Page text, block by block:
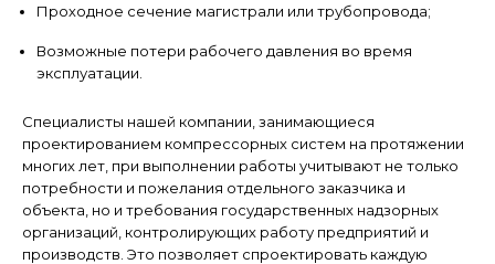
Проходное сечение магистрали или трубопровода;
Возможные потери рабочего давления во время
эксплуатации.
Специалисты нашей компании, занимающиеся
проектированием компрессорных систем на протяжении
многих лет, при выполнении работы учитывают не только
потребности и пожелания отдельного заказчика и
объекта, но и требования государственных надзорных
организаций, контролирующих работу предприятий и
производств. Это позволяет спроектировать каждую